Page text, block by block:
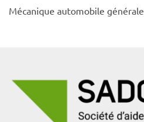
Mécanique automobile générale